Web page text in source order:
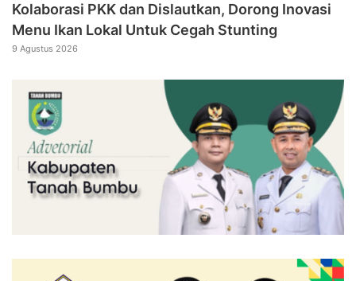
Kolaborasi PKK dan Dislautkan, Dorong Inovasi
Menu Ikan Lokal Untuk Cegah Stunting
9 Agustus 2026